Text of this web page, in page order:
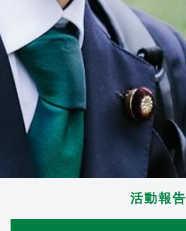
活動報告